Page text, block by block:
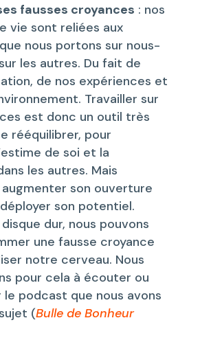
fausses croyances : nos
vie sont reliées aux
nous portons sur nous-
les autres. Du fait de
de nos expériences et
Travailler sur
est donc un outil très
rééquilibrer, pour
de soi et la
les autres. Mais
son ouverture
son potentiel.
dur, nous pouvons
une fausse croyance
notre cerveau. Nous
pour cela à écouter ou
podcast que nous avons
(Bulle de Bonheur